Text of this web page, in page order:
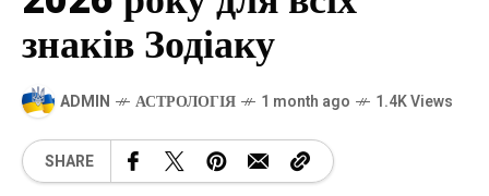
знаків Зодіаку
ADMIN АСТРОЛОГІЯ 1 month ago 1.4K Views
SHARE